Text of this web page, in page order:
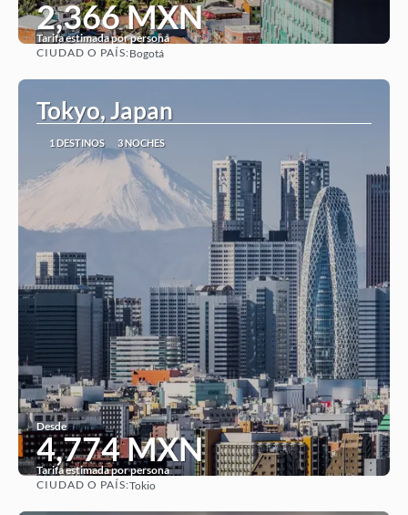
2,366 MXN
Tarifa estimada por persona
CIUDAD O PAÍS:Bogotá
Tokyo, Japan
1 DESTINOS 3 NOCHES
Desde
4,774 MXN
Tarifa estimada por persona
CIUDAD O PAÍS:Tokio